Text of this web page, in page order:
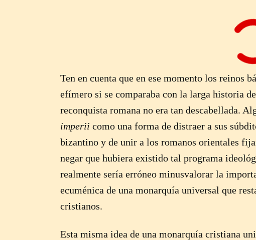
Ten en cuenta que en ese momento los reinos
efímero si se comparaba con la larga historia
reconquista romana no era tan descabellada.
imperii como una forma de distraer a sus
bizantino y de unir a los romanos orientales
negar que hubiera existido tal programa
realmente sería erróneo minusvalorar la
ecuménica de una monarquía universal que
cristianos.
Esta misma idea de una monarquía cristiana